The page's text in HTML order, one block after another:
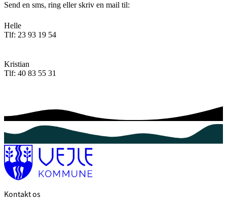
Send en sms, ring eller skriv en mail til:
Helle
Tlf: 23 93 19 54
Kristian
Tlf: 40 83 55 31
Kontakt os